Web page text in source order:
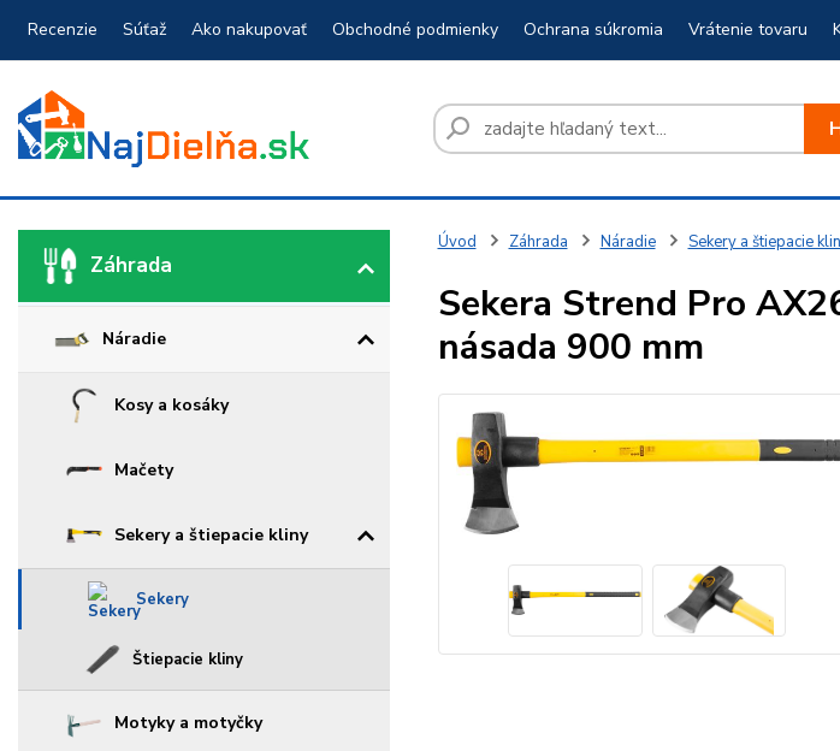
Recenzie Súťaž Ako nakupovať Obchodné podmienky Ochrana súkromia Vrátenie tovaru
Záhrada
Náradie
Kosy a kosáky
Mačety
Sekery a štiepacie kliny
Sekery
Štiepacie kliny
Motyky a motyčky
Úvod Záhrada Náradie Sekery a štiepacie
Sekera Strend Pro
násada 900 mm